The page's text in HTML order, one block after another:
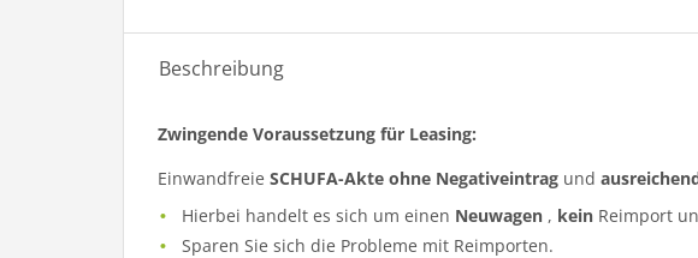
Beschreibung
Zwingende Voraussetzung für Leasing:
Einwandfreie SCHUFA-Akte ohne Negativeintrag und
Hierbei handelt es sich um einen Neuwagen , kein Reimport
Sparen Sie sich die Probleme mit Reimporten.